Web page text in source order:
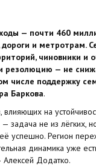
— почти 460
и метротрам.
чиновники и
резолюцию — не
числе поддержку
Баркова.
на
задача не из лёгких,
успешно. Регион
динамика уже
Алексей Додатко.